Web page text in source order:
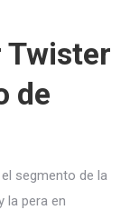
Twister
de
segmento de la
la pera en